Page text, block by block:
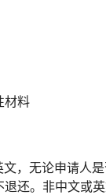
材料
，无论申请人
还。非中文或英